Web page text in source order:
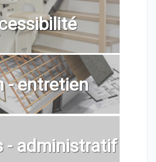
- entretien
- administratif